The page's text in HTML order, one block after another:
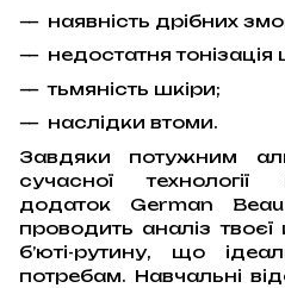
наявність дрібних
недостатня тонізація
тьмяність шкіри;
наслідки втоми.
Завдяки потужним
сучасної технології
додаток German
проводить аналіз
б’юті-рутину, що
потребам. Навчальні